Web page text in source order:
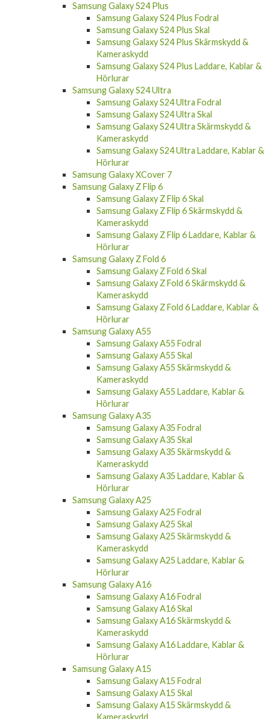
Samsung Galaxy S24 Plus
Samsung Galaxy S24 Plus Fodral
Samsung Galaxy S24 Plus Skal
Samsung Galaxy S24 Plus Skärmskydd &
Kameraskydd
Samsung Galaxy S24 Plus Laddare, Kablar &
Hörlurar
Samsung Galaxy S24 Ultra
Samsung Galaxy S24 Ultra Fodral
Samsung Galaxy S24 Ultra Skal
Samsung Galaxy S24 Ultra Skärmskydd &
Kameraskydd
Samsung Galaxy S24 Ultra Laddare, Kablar &
Hörlurar
Samsung Galaxy XCover 7
Samsung Galaxy Z Flip 6
Samsung Galaxy Z Flip 6 Skal
Samsung Galaxy Z Flip 6 Skärmskydd &
Kameraskydd
Samsung Galaxy Z Flip 6 Laddare, Kablar &
Hörlurar
Samsung Galaxy Z Fold 6
Samsung Galaxy Z Fold 6 Skal
Samsung Galaxy Z Fold 6 Skärmskydd &
Kameraskydd
Samsung Galaxy Z Fold 6 Laddare, Kablar &
Hörlurar
Samsung Galaxy A55
Samsung Galaxy A55 Fodral
Samsung Galaxy A55 Skal
Samsung Galaxy A55 Skärmskydd &
Kameraskydd
Samsung Galaxy A55 Laddare, Kablar &
Hörlurar
Samsung Galaxy A35
Samsung Galaxy A35 Fodral
Samsung Galaxy A35 Skal
Samsung Galaxy A35 Skärmskydd &
Kameraskydd
Samsung Galaxy A35 Laddare, Kablar &
Hörlurar
Samsung Galaxy A25
Samsung Galaxy A25 Fodral
Samsung Galaxy A25 Skal
Samsung Galaxy A25 Skärmskydd &
Kameraskydd
Samsung Galaxy A25 Laddare, Kablar &
Hörlurar
Samsung Galaxy A16
Samsung Galaxy A16 Fodral
Samsung Galaxy A16 Skal
Samsung Galaxy A16 Skärmskydd &
Kameraskydd
Samsung Galaxy A16 Laddare, Kablar &
Hörlurar
Samsung Galaxy A15
Samsung Galaxy A15 Fodral
Samsung Galaxy A15 Skal
Samsung Galaxy A15 Skärmskydd &